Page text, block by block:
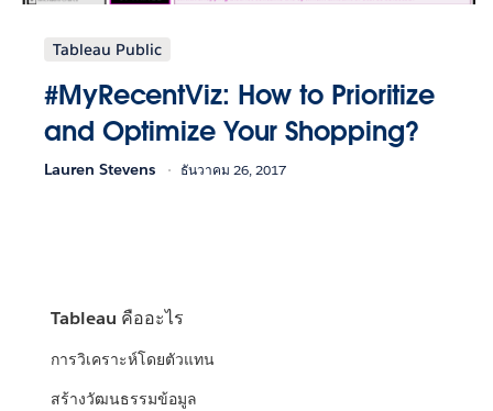
Tableau Public
#MyRecentViz: How to Prioritize
and Optimize Your Shopping?
Lauren Stevens ธันวาคม 26, 2017
Tableau คืออะไร
การวิเคราะห์โดยตัวแทน
สร้างวัฒนธรรมข้อมูล